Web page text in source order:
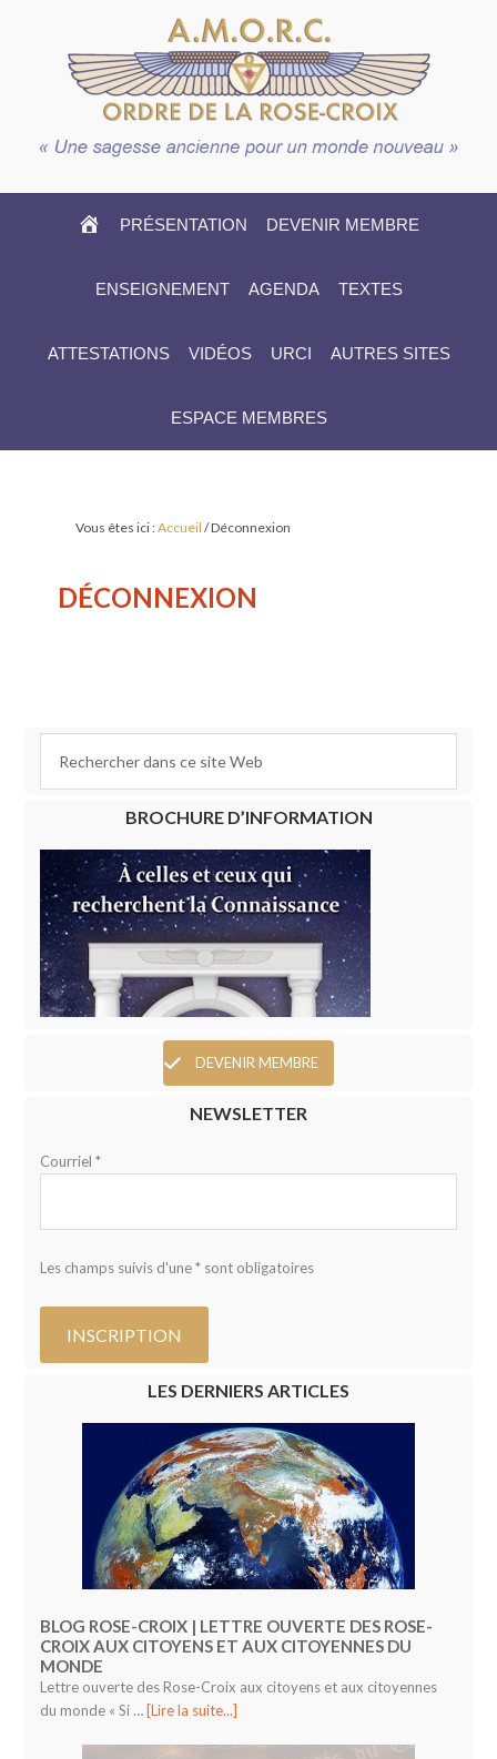
HOME
PRÉSENTATION DEVENIR MEMBRE
ENSEIGNEMENT AGENDA TEXTES
ATTESTATIONS VIDÉOS URCI AUTRES SITES
ESPACE MEMBRES
Vous êtes ici :Accueil /Déconnexion
DÉCONNEXION
BROCHURE D’INFORMATION
DEVENIR MEMBRE
NEWSLETTER
Courriel *
Les champs suivis d'une * sont obligatoires
LES DERNIERS ARTICLES
BLOG ROSE-CROIX | LETTRE OUVERTE DES ROSE-
CROIX AUX CITOYENS ET AUX CITOYENNES DU
MONDE
Lettre ouverte des Rose-Croix aux citoyens et aux citoyennes
du monde « Si … [Lire la suite...]